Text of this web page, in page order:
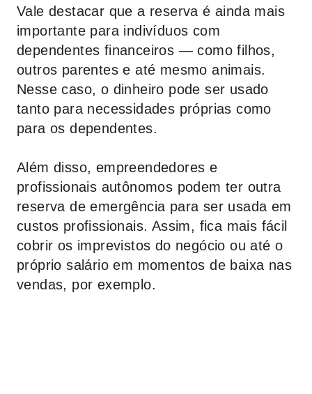
Vale destacar que a reserva é ainda mais
importante para indivíduos com
dependentes financeiros — como filhos,
outros parentes e até mesmo animais.
Nesse caso, o dinheiro pode ser usado
tanto para necessidades próprias como
para os dependentes.
Além disso, empreendedores e
profissionais autônomos podem ter outra
reserva de emergência para ser usada em
custos profissionais. Assim, fica mais fácil
cobrir os imprevistos do negócio ou até o
próprio salário em momentos de baixa nas
vendas, por exemplo.